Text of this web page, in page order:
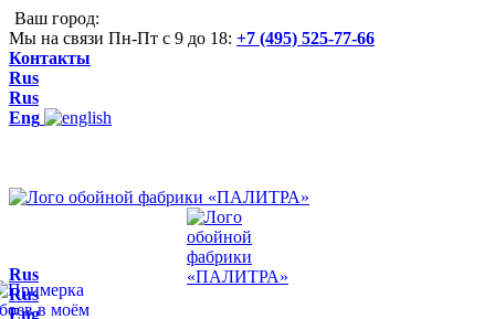
Ваш город:
Мы на связи Пн-Пт с 9 до 18: +7 (495) 525-77-66
Контакты
Rus
Rus
Eng
Rus
Rus
Eng